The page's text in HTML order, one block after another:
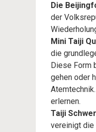
Die
der
Mini Taiji
die
Diese Form
gehen oder
erlernen.
Taiji
vereinigt die